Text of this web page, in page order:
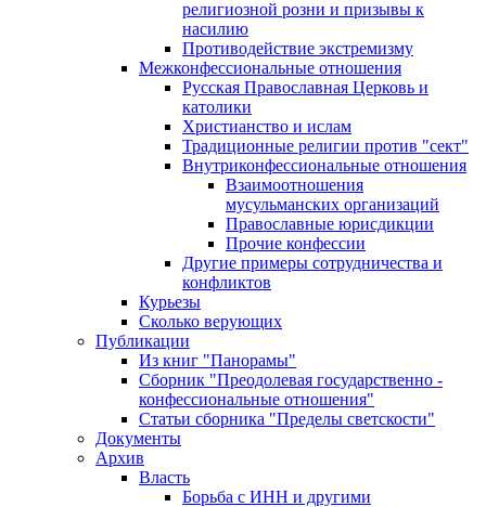
религиозной розни и призывы к
насилию
Противодействие экстремизму
Межконфессиональные отношения
Русская Православная Церковь и
католики
Христианство и ислам
Традиционные религии против "сект"
Внутриконфессиональные отношения
Взаимоотношения
мусульманских организаций
Православные юрисдикции
Прочие конфессии
Другие примеры сотрудничества и
конфликтов
Курьезы
Сколько верующих
Публикации
Из книг "Панорамы"
Сборник "Преодолевая государственно -
конфессиональные отношения"
Статьи сборника "Пределы светскости"
Документы
Архив
Власть
Борьба с ИНН и другими